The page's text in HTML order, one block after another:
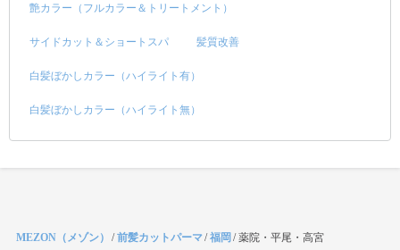
艶カラー（フルカラー＆トリートメント）
サイドカット＆ショートスパ 髪質改善
白髪ぼかしカラー（ハイライト有）
白髪ぼかしカラー（ハイライト無）
MEZON（メゾン） /前髪カットパーマ/福岡 /薬院・平尾・高宮